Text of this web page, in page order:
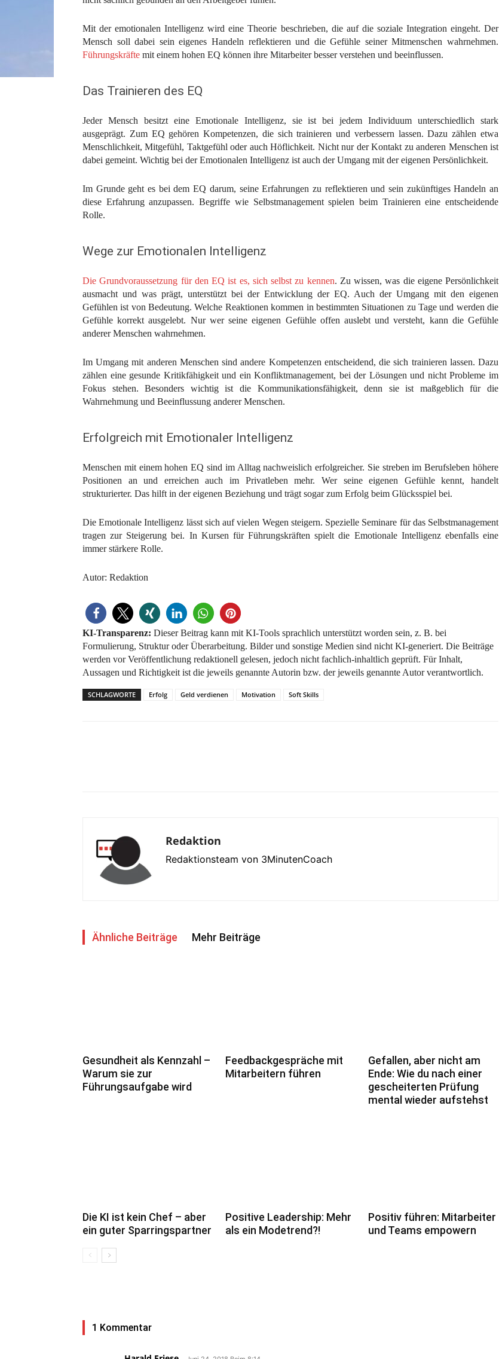
Mit der emotionalen Intelligenz wird eine Theorie beschrieben, die auf die soziale Integration eingeht. Der
Mensch soll dabei sein eigenes Handeln reflektieren und die Gefühle seiner Mitmenschen wahrnehmen.
Führungskräfte mit einem hohen EQ können ihre Mitarbeiter besser verstehen und beeinflussen.
Das Trainieren des EQ
Jeder Mensch besitzt eine Emotionale Intelligenz, sie ist bei jedem Individuum unterschiedlich stark
ausgeprägt. Zum EQ gehören Kompetenzen, die sich trainieren und verbessern lassen. Dazu zählen etwa
Menschlichkeit, Mitgefühl, Taktgefühl oder auch Höflichkeit. Nicht nur der Kontakt zu anderen Menschen ist
dabei gemeint. Wichtig bei der Emotionalen Intelligenz ist auch der Umgang mit der eigenen Persönlichkeit.
Im Grunde geht es bei dem EQ darum, seine Erfahrungen zu reflektieren und sein zukünftiges Handeln an
diese Erfahrung anzupassen. Begriffe wie Selbstmanagement spielen beim Trainieren eine entscheidende
Rolle.
Wege zur Emotionalen Intelligenz
Die Grundvoraussetzung für den EQ ist es, sich selbst zu kennen. Zu wissen, was die eigene Persönlichkeit
ausmacht und was prägt, unterstützt bei der Entwicklung der EQ. Auch der Umgang mit den eigenen
Gefühlen ist von Bedeutung. Welche Reaktionen kommen in bestimmten Situationen zu Tage und werden die
Gefühle korrekt ausgelebt. Nur wer seine eigenen Gefühle offen auslebt und versteht, kann die Gefühle
anderer Menschen wahrnehmen.
Im Umgang mit anderen Menschen sind andere Kompetenzen entscheidend, die sich trainieren lassen. Dazu
zählen eine gesunde Kritikfähigkeit und ein Konfliktmanagement, bei der Lösungen und nicht Probleme im
Fokus stehen. Besonders wichtig ist die Kommunikationsfähigkeit, denn sie ist maßgeblich für die
Wahrnehmung und Beeinflussung anderer Menschen.
Erfolgreich mit Emotionaler Intelligenz
Menschen mit einem hohen EQ sind im Alltag nachweislich erfolgreicher. Sie streben im Berufsleben höhere
Positionen an und erreichen auch im Privatleben mehr. Wer seine eigenen Gefühle kennt, handelt
strukturierter. Das hilft in der eigenen Beziehung und trägt sogar zum Erfolg beim Glücksspiel bei.
Die Emotionale Intelligenz lässt sich auf vielen Wegen steigern. Spezielle Seminare für das Selbstmanagement
tragen zur Steigerung bei. In Kursen für Führungskräften spielt die Emotionale Intelligenz ebenfalls eine
immer stärkere Rolle.
Autor: Redaktion
KI-Transparenz: Dieser Beitrag kann mit KI-Tools sprachlich unterstützt worden sein, z. B. bei
Formulierung, Struktur oder Überarbeitung. Bilder und sonstige Medien sind nicht KI-generiert. Die Beiträge
werden vor Veröffentlichung redaktionell gelesen, jedoch nicht fachlich-inhaltlich geprüft. Für Inhalt,
Aussagen und Richtigkeit ist die jeweils genannte Autorin bzw. der jeweils genannte Autor verantwortlich.
SCHLAGWORTE Erfolg Geld verdienen Motivation Soft Skills
Redaktion
Redaktionsteam von 3MinutenCoach
Ähnliche Beiträge Mehr Beiträge
Gesundheit als Kennzahl –
Warum sie zur
Führungsaufgabe wird
Feedbackgespräche mit
Mitarbeitern führen
Gefallen, aber nicht am
Ende: Wie du nach einer
gescheiterten Prüfung
mental wieder aufstehst
Die KI ist kein Chef – aber
ein guter Sparringspartner
Positive Leadership: Mehr
als ein Modetrend?!
Positiv führen: Mitarbeiter
und Teams empowern
1 Kommentar